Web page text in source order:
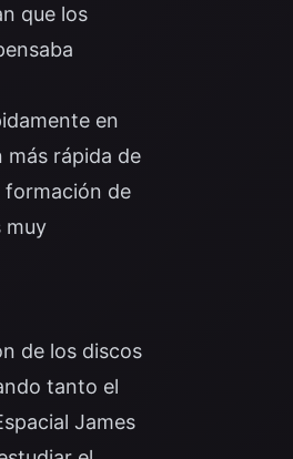
que los
en
más rápida de
formación de
muy
de los discos
tanto el
James